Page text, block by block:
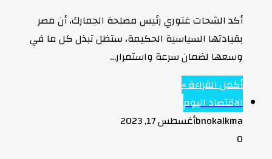
أكد الشحات غتوري رئيس مصلحة الجمارك، أن مصر
بقيادتها السياسية الحكيمة، ستظل تبذل كل ما في
وسعها لضمان سرعة واستمرار…
أكمل القراءة »
الاقتصاد اليوم
bnokalkmaأغسطس 17, 2023
0